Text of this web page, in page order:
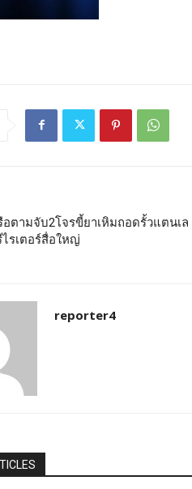
ตามจับ2โจรขี้ยาเหิมถอดรั้วแตนเล
รเตอร์สื่อใหญ่
reporter4